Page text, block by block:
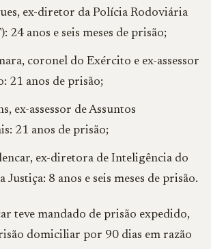
ex-diretor da Polícia Rodoviária
24 anos e seis meses de prisão;
coronel do Exército e ex-assessor
21 anos de prisão;
ex-assessor de Assuntos
21 anos de prisão;
ex-diretora de Inteligência do
8 anos e seis meses de prisão.
teve mandado de prisão expedido,
domiciliar por 90 dias em razão